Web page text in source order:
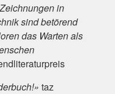
in
sind betörend
das Warten als
taz